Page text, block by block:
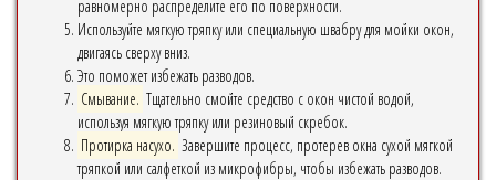
равномерно распределите его по поверхности.
Используйте мягкую тряпку или специальную швабру для мойки окон,
двигаясь сверху вниз.
Это поможет избежать разводов.
Смывание. Тщательно смойте средство с окон чистой водой,
используя мягкую тряпку или резиновый скребок.
Протирка насухо. Завершите процесс, протерев окна сухой мягкой
тряпкой или салфеткой из микрофибры, чтобы избежать разводов.